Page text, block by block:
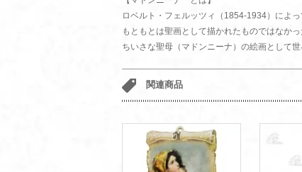
ロベルト・フェルッツィ（1854-1934）によっ
もともとは聖画として描かれたものではなか
ちいさな聖母（マドンニーナ）の絵画として
関連商品